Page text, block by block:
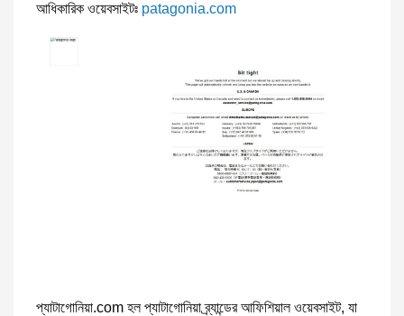
আধিকারিক ওয়েবসাইটঃ patagonia.com
প্যাটাগোনিয়া.com হল প্যাটাগোনিয়া ব্র্যান্ডের আফিশিয়াল ওয়েবসাইট, যা